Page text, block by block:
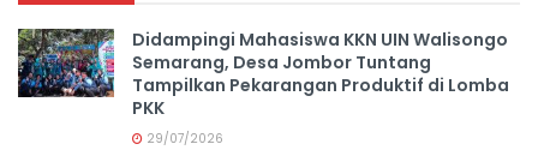
Didampingi Mahasiswa KKN UIN Walisongo
Semarang, Desa Jombor Tuntang
Tampilkan Pekarangan Produktif di Lomba
PKK
29/07/2026